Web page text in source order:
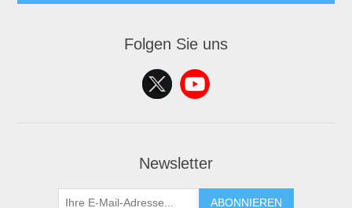
Folgen Sie uns
Newsletter
ABONNIEREN